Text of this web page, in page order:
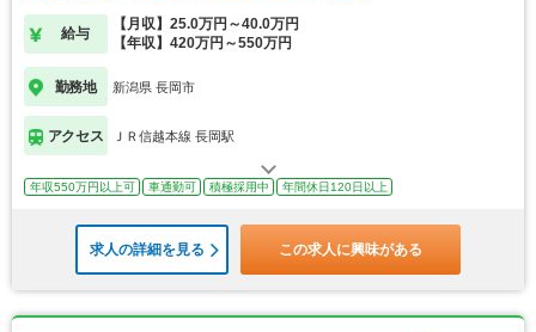
給与
【月収】25.0万円～40.0万円
【年収】420万円～550万円
勤務地 新潟県 長岡市
アクセス ＪＲ信越本線 長岡駅
年収550万円以上可 車通勤可 積極採用中 年間休日120日以上
求人の詳細を見る この求人に興味がある